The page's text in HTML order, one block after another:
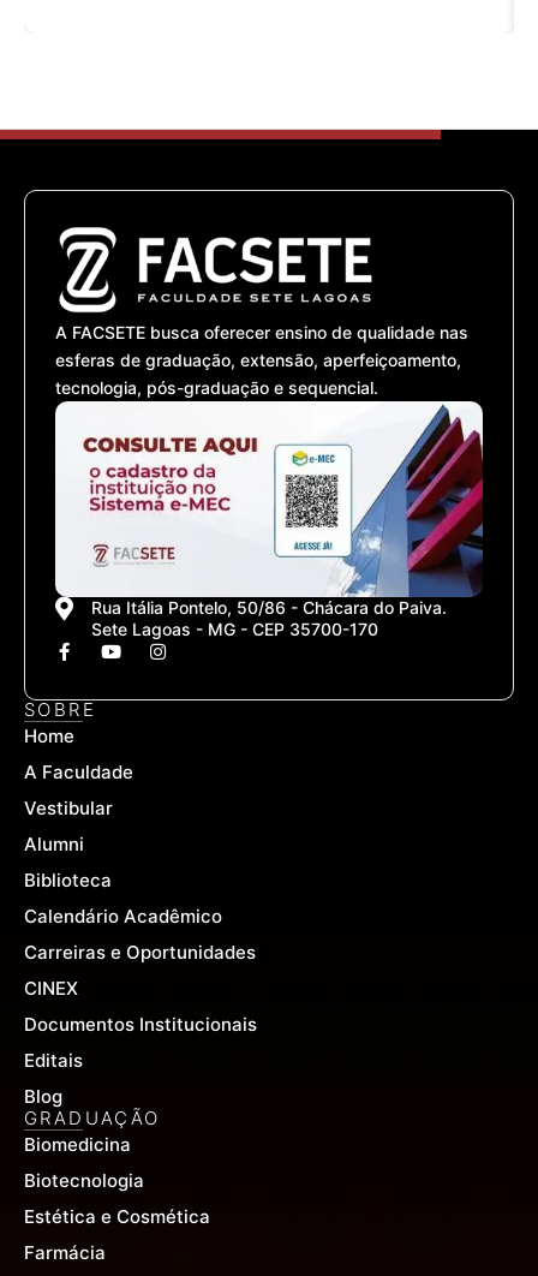
A FACSETE busca oferecer ensino de qualidade nas
esferas de graduação, extensão, aperfeiçoamento,
tecnologia, pós-graduação e sequencial.
Rua Itália Pontelo, 50/86 - Chácara do Paiva.
Sete Lagoas - MG - CEP 35700-170
F
a
e
b
o
k
f
Y
o
t
I
n
t
SOBRE
Home
A Faculdade
Vestibular
Alumni
Biblioteca
Calendário Acadêmico
Carreiras e Oportunidades
CINEX
Documentos Institucionais
Editais
Blog
GRADUAÇÃO
Biomedicina
Biotecnologia
Estética e Cosmética
Farmácia